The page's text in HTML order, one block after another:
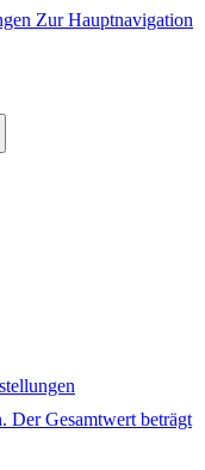
Zur Hauptnavigation
Der Gesamtwert beträgt